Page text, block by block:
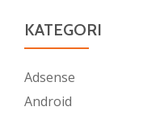
KATEGORI
Adsense
Android